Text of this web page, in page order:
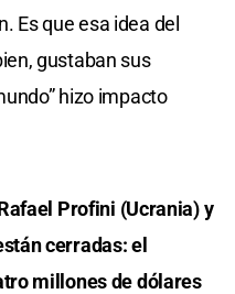
Es que esa idea del
gustaban sus
hizo impacto
Profini (Ucrania) y
cerradas: el
millones de dólares